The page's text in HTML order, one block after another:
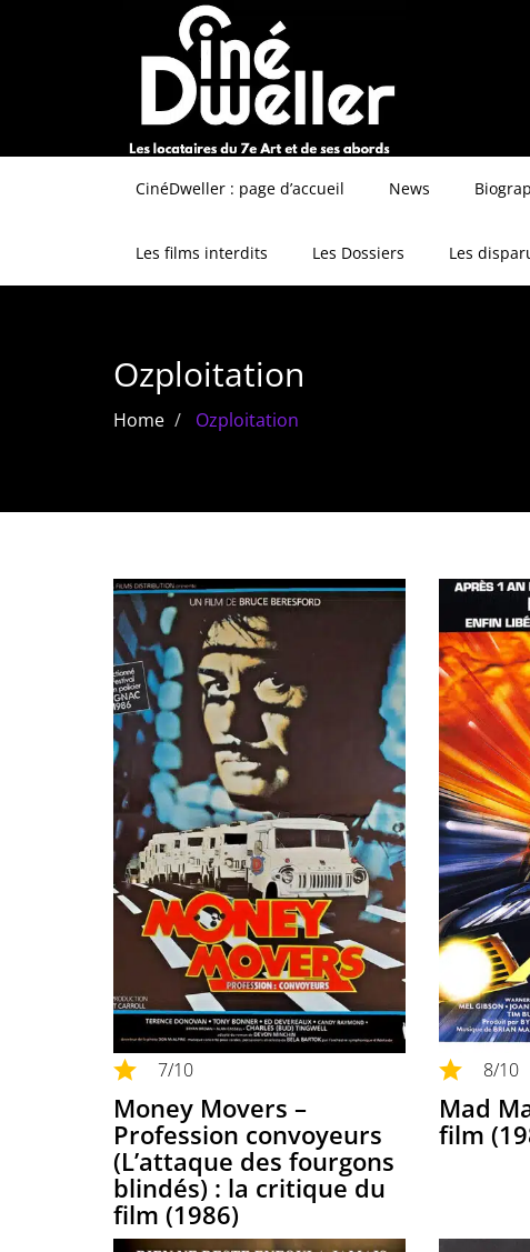
CinéDweller : page d’accueil News
Les films interdits Les Dossiers Les
Ozploitation
Home Ozploitation
7/10
Money Movers –
Profession convoyeurs
(L’attaque des fourgons
blindés) : la critique du
film (1986)
8/10
Mad
film